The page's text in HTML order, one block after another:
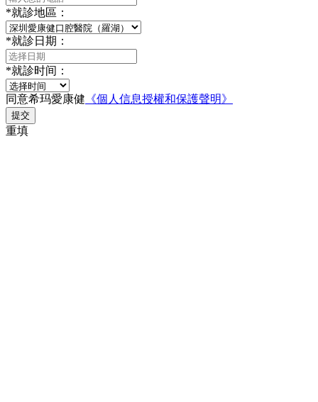
*就診地區：
*就診日期：
*就診时间：
同意希玛愛康健 《個人信息授權和保護聲明》
提交
重填